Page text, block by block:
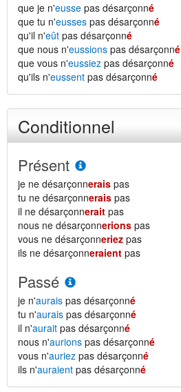
que je n'eusse pas désarçonné
que tu n'eusses pas désarçonné
qu'il n'eût pas désarçonné
que nous n'eussions pas désarçonné
que vous n'eussiez pas désarçonné
qu'ils n'eussent pas désarçonné
Conditionnel
Présent
je ne désarçonnerais pas
tu ne désarçonnerais pas
il ne désarçonnerait pas
nous ne désarçonnerions pas
vous ne désarçonneriez pas
ils ne désarçonneraient pas
Passé
je n'aurais pas désarçonné
tu n'aurais pas désarçonné
il n'aurait pas désarçonné
nous n'aurions pas désarçonné
vous n'auriez pas désarçonné
ils n'auraient pas désarçonné